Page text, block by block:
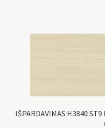
IŠPARDAVIMAS H3840